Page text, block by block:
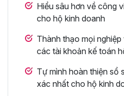
Hiểu sâu hơn về công
cho hộ kinh doanh
Thành thạo mọi
các tài khoản kế toán
Tự mình hoàn thiện sổ
xác nhất cho hộ kinh